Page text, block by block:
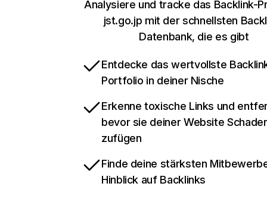
Analysiere und tracke das Backlink-
jst.go.jp mit der schnellsten
Datenbank, die es gibt
Entdecke das wertvollste
Portfolio in deiner Nische
Erkenne toxische Links und
bevor sie deiner Website
zufügen
Finde deine stärksten
Hinblick auf Backlinks